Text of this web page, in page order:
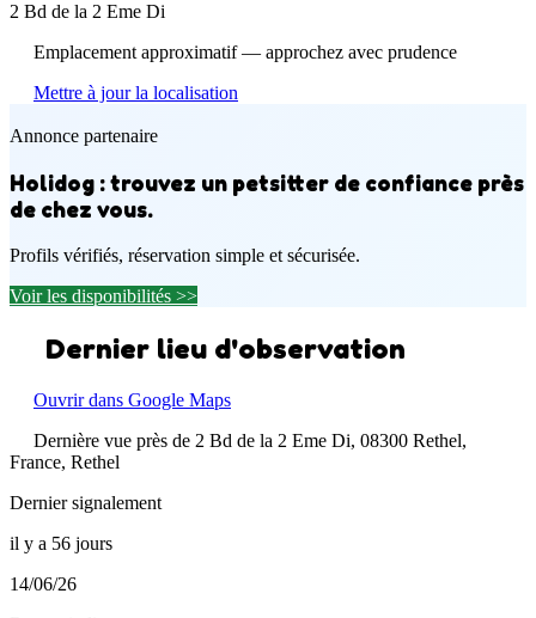
2 Bd de la 2 Eme Di
Emplacement approximatif — approchez avec prudence
Mettre à jour la localisation
Annonce partenaire
Holidog : trouvez un petsitter de confiance près
de chez vous.
Profils vérifiés, réservation simple et sécurisée.
Voir les disponibilités >>
Dernier lieu d'observation
Ouvrir dans Google Maps
Dernière vue près de 2 Bd de la 2 Eme Di, 08300 Rethel,
France, Rethel
Dernier signalement
il y a 56 jours
14/06/26